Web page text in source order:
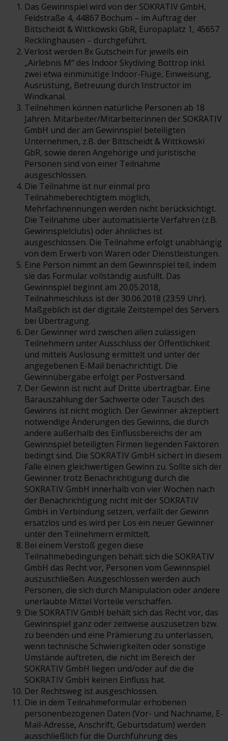
Das Gewinnspiel wird von der SOKRATIV GmbH,
Feldstraße 4, 44867 Bochum – im Auftrag der
Bittscheidt & Wittkowski GbR, Europaplatz 1, 45657
Recklinghausen – durchgeführt.
Verlost werden 8x Gutschein für jeweils ein
„Airlebnis M“ des Indoor Skydiving Bottrop inkl.
zwei etwa einminütige Indoor-Flüge, Einweisung,
Ausrüstung, Betreuung durch Instructor im
Windkanal.
Teilnehmen können natürliche Personen ab 18
Jahren. Mitarbeiter/Mitarbeiterinnen der SOKRATIV
GmbH und der am Gewinnspiel beteiligten
Unternehmen, z.B. der Bittscheidt & Wittkowski
GbR, sowie deren Angehörige und juristische
Personen sind von einer Teilnahme
ausgeschlossen.
Die Teilnahme ist nur einmal pro
Teilnahmeberechtigtem möglich,
Mehrfachnennungen werden nicht berücksichtigt.
Die Teilnahme über automatisierte Verfahren (z.B.
Gewinnspielclubs) oder ähnliches ist
ausgeschlossen. Die Teilnahme erfolgt unabhängig
von dem Erwerb von Waren oder Dienstleistungen.
Eine Person nimmt an dem Gewinnspiel teil, indem
sie das Formular vollständig ausfüllt. Das
Gewinnspiel beginnt am 20.05.2018,
Teilnahmeschluss ist der 30.06.2018 (23:59 Uhr).
Maßgeblich ist der digitale Zeitstempel des Servers
bei Übertragung.
Der Gewinner wird zwischen allen zulässigen
Teilnehmern unter Ausschluss der Öffentlichkeit
und mittels Auslosung ermittelt und unter der
angegebenen E-Mail benachrichtigt. Die
Gewinnübergabe erfolgt per Postversand.
Der Gewinn ist nicht auf Dritte übertragbar. Eine
Barauszahlung der Sachwerte oder Tausch des
Gewinns ist nicht möglich. Der Gewinner akzeptiert
notwendige Änderungen des Gewinns, die durch
andere außerhalb des Einflussbereichs der am
Gewinnspiel beteiligten Firmen liegenden Faktoren
bedingt sind. Die SOKRATIV GmbH sichert in diesem
Falle einen gleichwertigen Gewinn zu. Sollte sich der
Gewinner trotz Benachrichtigung durch die
SOKRATIV GmbH innerhalb von vier Wochen nach
der Benachrichtigung nicht mit der SOKRATIV
GmbH in Verbindung setzen, verfällt der Gewinn
ersatzlos und es wird per Los ein neuer Gewinner
unter den Teilnehmern ermittelt.
Bei einem Verstoß gegen diese
Teilnahmebedingungen behält sich die SOKRATIV
GmbH das Recht vor, Personen vom Gewinnspiel
auszuschließen. Ausgeschlossen werden auch
Personen, die sich durch Manipulation oder andere
unerlaubte Mittel Vorteile verschaffen.
Die SOKRATIV GmbH behält sich das Recht vor, das
Gewinnspiel ganz oder zeitweise auszusetzen bzw.
zu beenden und eine Prämierung zu unterlassen,
wenn technische Schwierigkeiten oder sonstige
Umstände auftreten, die nicht im Bereich der
SOKRATIV GmbH liegen und/oder auf die die
SOKRATIV GmbH keinen Einfluss hat.
Der Rechtsweg ist ausgeschlossen.
Die in dem Teilnahmeformular erhobenen
personenbezogenen Daten (Vor- und Nachname, E-
Mail-Adresse, Anschrift, Geburtsdatum) werden
ausschließlich für die Durchführung des